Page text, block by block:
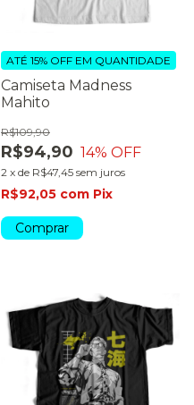
Camiseta Madness
Mahito
R$94,90
R$109,90
14% OFF
2 x de R$47,45 sem juros
ATÉ 15% OFF EM QUANTIDADE
R$92,05 com Pix
Comprar